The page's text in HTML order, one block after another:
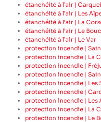
étanchéité à l’air |
étanchéité à l’air | Les
étanchéité à l’air | La
étanchéité à l’air | Le
étanchéité à l’air | Le Var
protection incendie |
protection incendie | La
protection incendie |
protection incendie |
protection incendie | Les
protection incendie |
protection incendie | Les
protection incendie | La
protection incendie | Le